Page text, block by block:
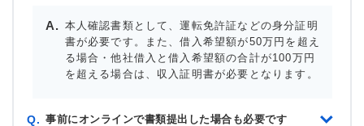
本人確認書類として、運転免許証などの身分証明
書が必要です。また、借入希望額が50万円を超え
る場合・他社借入と借入希望額の合計が100万円
を超える場合は、収入証明書が必要となります。
Q. 事前にオンラインで書類提出した場合も必要です